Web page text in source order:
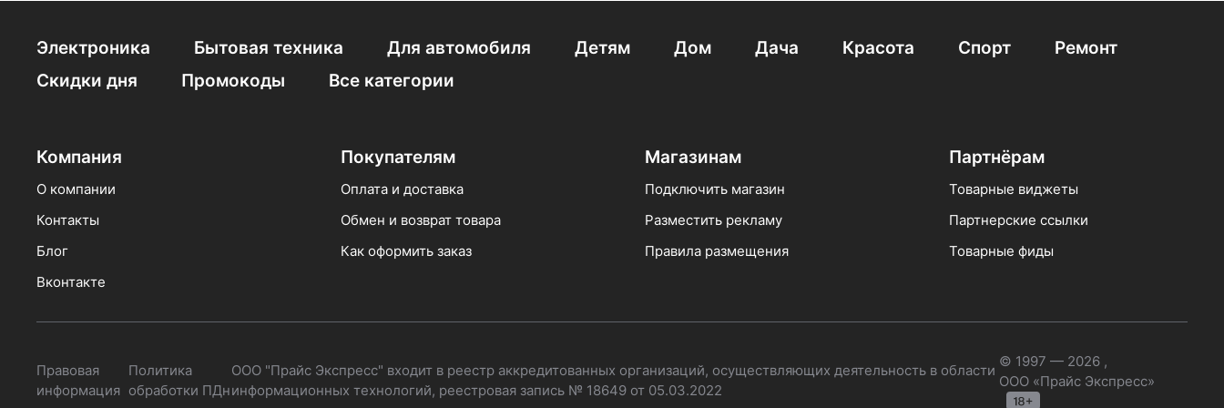
Стремянки 5 ступеней Hailo Чердачная 70 120 Стремянки с 9 ступенями Трансформер с 6 ступенями
Стремянка Krause Corda
Электроника Бытовая техника Для автомобиля Детям Дом Дача Красота Спорт
Ремонт
Скидки дня
Промокоды Все категории
Компания
О компании
Контакты
Блог
Вконтакте
Покупателям
Оплата и доставка
Обмен и возврат товара
Как оформить заказ
Магазинам
Подключить магазин
Разместить рекламу
Правила размещения
Партнёрам
Товарные виджеты
Партнерские ссылки
Товарные фиды
Правовая
информация
Политика
обработки ПДн
ООО "Прайс Экспресс" входит в реестр аккредитованных организаций, осуществляющих деятельность в области
информационных технологий, реестровая запись № 18649 от 05.03.2022
© 1997 — 2026 ,
ООО «Прайс Экспресс»